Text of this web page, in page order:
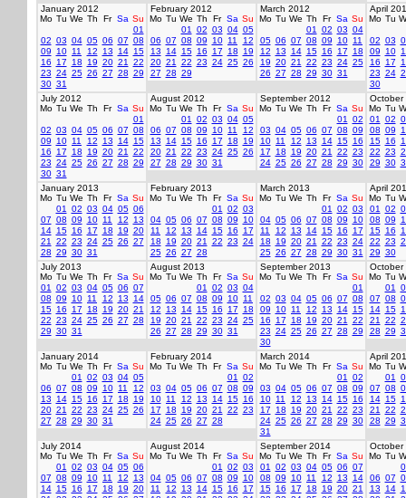
January 2012
Mo Tu We Th Fr Sa Su
01
02 03 04 05 06 07 08
09
10 11 12 13 14 15
16
17 18 19 20 21
22
23 24 25 26 27 28 29
30 31
February 2012
Mo Tu We Th Fr Sa Su
01
02 03 04 05
06 07 08 09 10 11
12
13
14 15 16 17 18
19
20 21 22 23 24 25 26
27 28 29
March 2012
Mo Tu We Th Fr Sa Su
01
02 03 04
05 06 07 08 09 10 11
12
13 14 15 16 17
18
19 20 21 22 23 24 25
26 27 28 29 30 31
April
Mo Tu
02 03
09
10
16
17
23 24
30
July 2012
Mo Tu We Th Fr Sa Su
01
02 03 04 05 06 07 08
09
10 11 12 13 14 15
16
17 18 19 20 21
22
23 24 25 26 27 28 29
30 31
August 2012
Mo Tu We Th Fr Sa Su
01
02 03 04 05
06 07 08 09 10 11
12
13
14 15 16 17 18
19
20 21 22 23 24 25 26
27 28 29 30 31
September 2012
Mo Tu We Th Fr Sa Su
01
02
03 04 05 06 07 08 09
10 11 12 13 14 15 16
17
18 19 20 21 22 23
24 25 26 27 28 29 30
October
Mo Tu
01
02
08 09
15 16
22 23
29 30
January 2013
Mo Tu We Th Fr Sa Su
01
02 03 04 05 06
07 08 09 10 11 12
13
14 15 16 17 18 19 20
21
22 23 24 25 26 27
28 29 30 31
February 2013
Mo Tu We Th Fr Sa Su
01
02 03
04 05 06 07 08 09
10
11
12 13 14 15 16
17
18
19 20 21 22 23 24
25 26 27 28
March 2013
Mo Tu We Th Fr Sa Su
01
02 03
04 05 06 07 08 09
10
11
12 13 14 15 16
17
18
19 20 21 22 23 24
25 26 27 28 29 30 31
April
Mo Tu
01
02
08 09
15 16
22 23
29 30
July 2013
Mo Tu We Th Fr Sa Su
01
02 03 04 05 06 07
08 09 10 11 12 13
14
15 16 17 18 19 20 21
22 23 24 25 26 27 28
29 30 31
August 2013
Mo Tu We Th Fr Sa Su
01
02 03 04
05 06 07 08 09 10 11
12
13 14 15 16 17
18
19 20 21 22 23 24 25
26 27 28 29 30 31
September 2013
Mo Tu We Th Fr Sa Su
01
02 03 04 05 06 07 08
09
10 11 12 13 14 15
16
17 18 19 20 21
22
23 24 25 26 27 28 29
30
October
Mo Tu
01
07 08
14 15
21
22
28 29
January 2014
Mo Tu We Th Fr Sa Su
01
02 03 04 05
06 07 08 09 10 11
12
13
14 15 16 17 18
19
20 21 22 23 24 25 26
27 28 29 30 31
February 2014
Mo Tu We Th Fr Sa Su
01
02
03 04 05 06 07 08 09
10 11 12 13 14 15 16
17
18 19 20 21 22 23
24 25 26 27 28
March 2014
Mo Tu We Th Fr Sa Su
01
02
03 04 05 06 07 08 09
10 11 12 13 14 15 16
17
18 19 20 21 22 23
24 25 26 27 28 29 30
31
April
Mo Tu
01
07 08
14 15
21
22
28 29
July 2014
Mo Tu We Th Fr Sa Su
01
02 03 04 05 06
07 08 09 10 11 12
13
14 15 16 17 18 19 20
August 2014
Mo Tu We Th Fr Sa Su
01
02 03
04 05 06 07 08 09
10
11
12 13 14 15 16
17
September 2014
Mo Tu We Th Fr Sa Su
01
02 03 04 05 06 07
08 09 10 11 12 13
14
15 16 17 18 19 20 21
October
Mo Tu
06 07
13
14